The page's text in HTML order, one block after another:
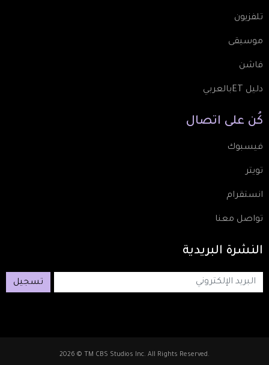
تلفزيون
موسيقى
فاشن
دليل ETبالعربي
كُن على اتصال
فيسبوك
تويتر
انستقرام
تواصل معنا
النشرة البريدية
تسجيل
2026 © TM CBS Studios Inc. All Rights Reserved.